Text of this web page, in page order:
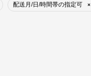
配送月/日/時間帯の指定可 ×